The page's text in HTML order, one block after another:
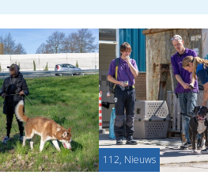
112, Nieuws